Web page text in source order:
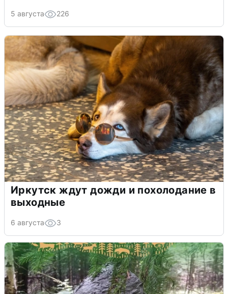
5 августа 226
Иркутск ждут дожди и похолодание в
выходные
6 августа 3